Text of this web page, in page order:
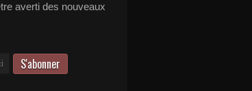
averti des nouveaux